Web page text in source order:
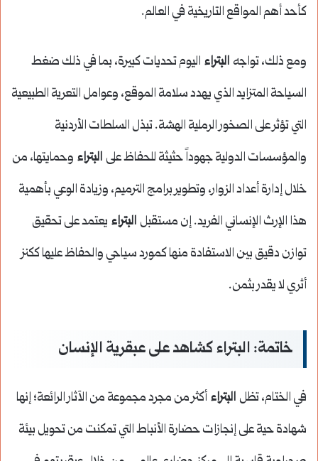
كأحد أهم المواقع التاريخية في العالم.
ومع ذلك، تواجه البتراء اليوم تحديات كبيرة، بما في ذلك ضغط
السياحة المتزايد الذي يهدد سلامة الموقع، وعوامل التعرية الطبيعية
التي تؤثر على الصخور الرملية الهشة. تبذل السلطات الأردنية
والمؤسسات الدولية جهوداً حثيثة للحفاظ على البتراء وحمايتها، من
خلال إدارة أعداد الزوار، وتطوير برامج الترميم، وزيادة الوعي بأهمية
هذا الإرث الإنساني الفريد. إن مستقبل البتراء يعتمد على تحقيق
توازن دقيق بين الاستفادة منها كمورد سياحي والحفاظ عليها ككنز
أثري لا يقدر بثمن.
خاتمة: البتراء كشاهد على عبقرية الإنسان
في الختام، تظل البتراء أكثر من مجرد مجموعة من الآثار الرائعة؛ إنها
شهادة حية على إنجازات حضارة الأنباط التي تمكنت من تحويل بيئة